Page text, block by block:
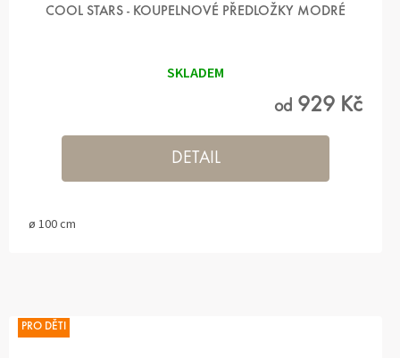
COOL STARS - KOUPELNOVÉ PŘEDLOŽKY MODRÉ
SKLADEM
od 929 Kč
DETAIL
ø 100 cm
PRO DĚTI